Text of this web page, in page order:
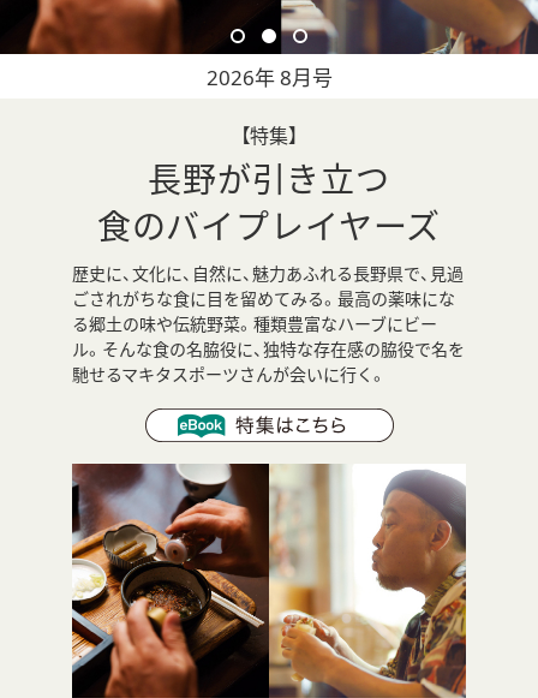
2026年 8月号
【特集】
長野が引き立つ
食のバイプレイヤーズ
歴史に、文化に、自然に、魅力あふれる長野県で、見過
ごされがちな食に目を留めてみる。最高の薬味にな
る郷土の味や伝統野菜。種類豊富なハーブにビー
ル。そんな食の名脇役に、独特な存在感の脇役で名を
馳せるマキタスポーツさんが会いに行く。